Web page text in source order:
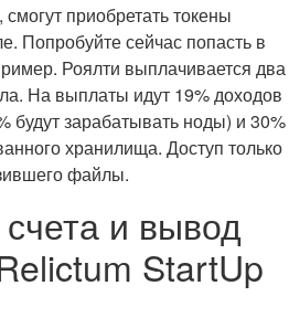
приобретать токены
Попробуйте сейчас попасть в
Роялти выплачивается два
На выплаты идут 19% доходов
будут зарабатывать ноды) и 30%
хранилища. Доступ только
файлы.
и вывод
StartUp